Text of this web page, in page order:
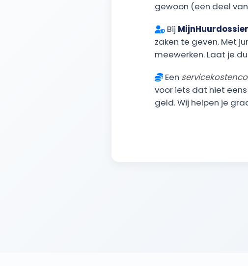
gewoon (een deel
Bij MijnHuurdossier
zaken te geven. Met
meewerken. Laat je
Een
voor iets dat niet
geld. Wij helpen je